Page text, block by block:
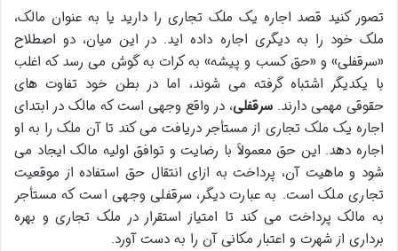
تصور کنید قصد اجاره یک ملک تجاری را دارید یا به عنوان مالک،
ملک خود را به دیگری اجاره داده اید. در این میان، دو اصطلاح
«سرقفلی» و «حق کسب و پیشه» به کرات به گوش می رسد که اغلب
با یکدیگر اشتباه گرفته می شوند، اما در بطن خود تفاوت های
حقوقی مهمی دارند. سرقفلی، در واقع وجهی است که مالک در ابتدای
اجاره یک ملک تجاری از مستأجر دریافت می کند تا آن ملک را به او
اجاره دهد. این حق معمولاً با رضایت و توافق اولیه مالک ایجاد می
شود و ماهیت آن، پرداخت به ازای انتقال حق استفاده از موقعیت
تجاری ملک است. به عبارت دیگر، سرقفلی وجهی است که مستأجر
به مالک پرداخت می کند تا امتیاز استقرار در ملک تجاری و بهره
برداری از شهرت و اعتبار مکانی آن را به دست آورد.